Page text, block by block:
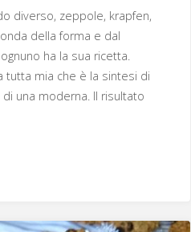
diverso, zeppole, krapfen,
della forma e dal
ha la sua ricetta.
tutta mia che è la sintesi di
una moderna. Il risultato